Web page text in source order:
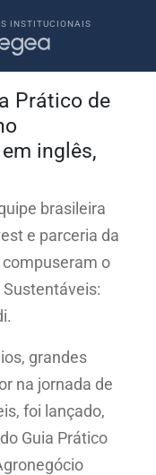
INSTITUCIONAIS
Prático de
inglês,
brasileira
e parceria da
o
grandes
na jornada de
foi lançado,
Guia Prático